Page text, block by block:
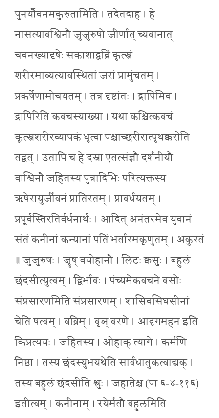
पुनर्यौवनमकुरुतामिति । तदेतदाह । हे
नासत्यावश्विनौ जुजुरुषो जीर्णात् च्यवानात्
चवनख्यादृषेः सकाशाद्वव्रिं कृत्स्नं
शरीरमाव्यत्यावस्थितां जरां प्रामुंचतम् ।
प्रकर्षेणामोचयतम् । तत्र दृष्टांतः । द्रापिमिव ।
द्रापिरिति कवचस्याख्या । यथा कश्चित्कवचं
कृत्स्नशरीरव्यापकं धृत्वा पश्चाच्छरीरात्पृथक्करोति
तद्वत् । उतापि च हे दस्रा एतत्संज्ञौ दर्शनीयौ
वाश्विनौ जहितस्य पुत्रादिभिः परित्यक्तस्य
ऋषेरायुर्जीवनं प्रातिरतम् । प्रावर्धयतम् ।
प्रपूर्वस्तिरतिर्वर्धनार्थः । आदित् अनंतरमेव युवानं
संतं कनीनां कन्यानां पतिं भर्तारमकृणुतम् । अकुरतं
॥ जुजुरुषः । जॄष् वयोहानौ । लिटः क्वसुः । बहुलं
छंदसीत्युत्वम् । द्विर्भावः । पंच्यमेकवचने वसोः
संप्रसारणमिति संप्रसारणम् । शासिवसिघसीनां
चेति षत्वम् । वव्रिम् । वृञ् वरणे । आदृगमहन इति
किप्रत्ययः । जहितस्य । ओहाक् त्यागे । कर्मणि
निष्ठा । तस्य छंदस्युभयथेति सार्वधातुकत्वाद्यक् ।
तस्य बहुलं छंदसीति श्लुः । जहातेश्च (पा ६-४-११६)
इतीत्वम् । कनीनाम् । रयेर्मतौ बहुलमिति